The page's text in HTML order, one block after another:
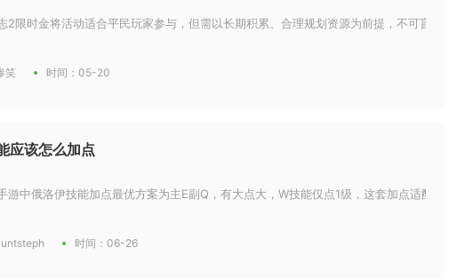
2限时金将活动适合平民玩家参与，但需以长期积累、合理规划资源为前提，不可盲目投
笑 时间：05-20
应该怎么加点
游中俄洛伊技能加点最优方案为主E副Q，有大点大，W技能仅点1级，这套加点适配绝大
时间：06-26